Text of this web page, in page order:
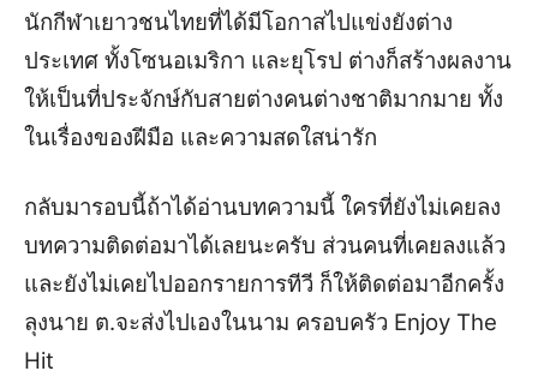
นักกีฬาเยาวชนไทยที่ได้มีโอกาสไปแข่งยังต่าง
ประเทศ ทั้งโซนอเมริกา และยุโรป ต่างก็สร้างผลงาน
ให้เป็นที่ประจักษ์กับสายต่างคนต่างชาติมากมาย ทั้ง
ในเรื่องของฝีมือ และความสดใสน่ารัก
กลับมารอบนี้ถ้าได้อ่านบทความนี้ ใครที่ยังไม่เคยลง
บทความติดต่อมาได้เลยนะครับ ส่วนคนที่เคยลงแล้ว
และยังไม่เคยไปออกรายการทีวี ก็ให้ติดต่อมาอีกครั้ง
ลุงนาย ต.จะส่งไปเองในนาม ครอบครัว Enjoy The
Hit